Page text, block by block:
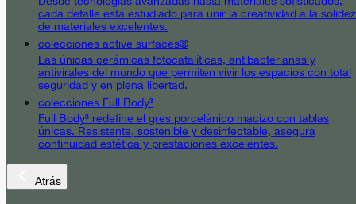
cada detalle está estudiado para unir la creatividad a la solidez
de materiales excelentes.
colecciones active surfaces®
Las únicas cerámicas fotocatalíticas, antibacterianas y
antivirales del mundo que permiten vivir los espacios con total
seguridad y en plena libertad.
colecciones Full Body³
Full Body³ redefine el gres porcelánico macizo con tablas
únicas. Resistente, sostenible y desinfectable, asegura
continuidad estética y prestaciones excelentes.
Atrás